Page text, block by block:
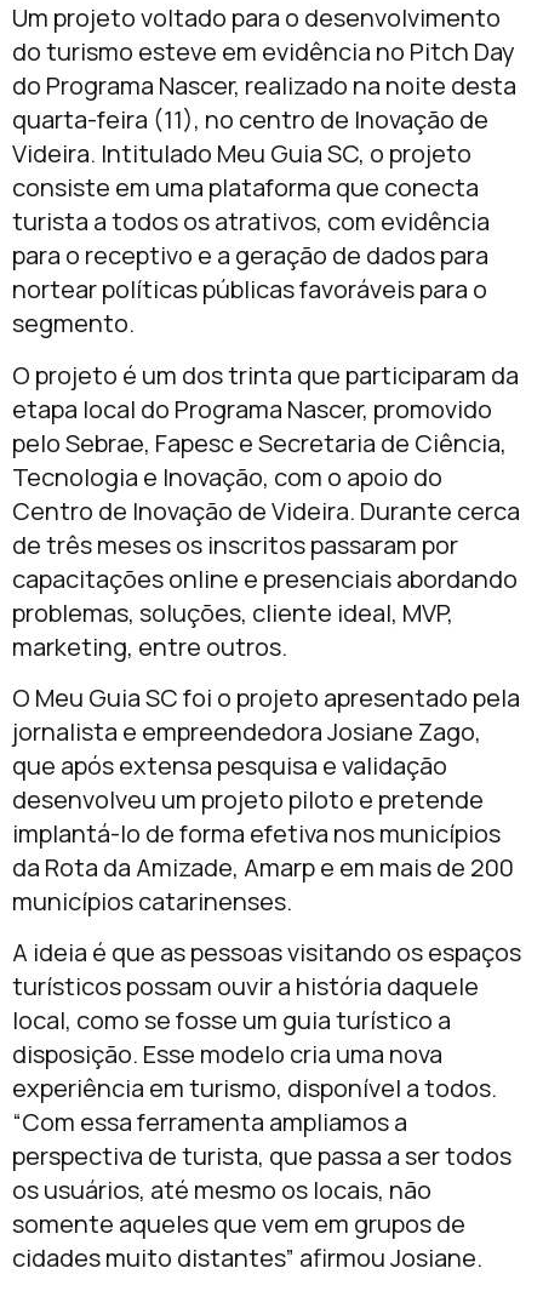
Um projeto voltado para o desenvolvimento
do turismo esteve em evidência no Pitch Day
do Programa Nascer, realizado na noite desta
quarta-feira (11), no centro de Inovação de
Videira. Intitulado Meu Guia SC, o projeto
consiste em uma plataforma que conecta
turista a todos os atrativos, com evidência
para o receptivo e a geração de dados para
nortear políticas públicas favoráveis para o
segmento.
O projeto é um dos trinta que participaram da
etapa local do Programa Nascer, promovido
pelo Sebrae, Fapesc e Secretaria de Ciência,
Tecnologia e Inovação, com o apoio do
Centro de Inovação de Videira. Durante cerca
de três meses os inscritos passaram por
capacitações online e presenciais abordando
problemas, soluções, cliente ideal, MVP,
marketing, entre outros.
O Meu Guia SC foi o projeto apresentado pela
jornalista e empreendedora Josiane Zago,
que após extensa pesquisa e validação
desenvolveu um projeto piloto e pretende
implantá-lo de forma efetiva nos municípios
da Rota da Amizade, Amarp e em mais de 200
municípios catarinenses.
A ideia é que as pessoas visitando os espaços
turísticos possam ouvir a história daquele
local, como se fosse um guia turístico a
disposição. Esse modelo cria uma nova
experiência em turismo, disponível a todos.
“Com essa ferramenta ampliamos a
perspectiva de turista, que passa a ser todos
os usuários, até mesmo os locais, não
somente aqueles que vem em grupos de
cidades muito distantes” afirmou Josiane.